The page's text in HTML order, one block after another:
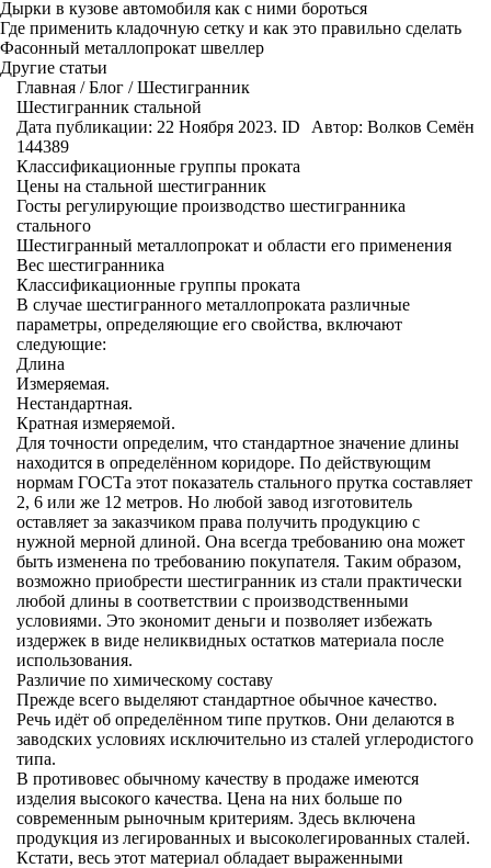
Дырки в кузове автомобиля как с ними бороться
Где применить кладочную сетку и как это правильно сделать
Фасонный металлопрокат швеллер
Другие статьи
Главная /Блог /Шестигранник
Шестигранник стальной
Автор: Волков Семён
Дата публикации: 22 Ноября 2023. ID
144389
Классификационные группы проката
Цены на стальной шестигранник
Госты регулирующие производство шестигранника
стального
Шестигранный металлопрокат и области его применения
Вес шестигранника
Классификационные группы проката
В случае шестигранного металлопроката различные
параметры, определяющие его свойства, включают
следующие:
Длина
Измеряемая.
Нестандартная.
Кратная измеряемой.
Для точности определим, что стандартное значение длины
находится в определённом коридоре. По действующим
нормам ГОСТа этот показатель стального прутка составляет
2, 6 или же 12 метров. Но любой завод изготовитель
оставляет за заказчиком права получить продукцию с
нужной мерной длиной. Она всегда требованию она может
быть изменена по требованию покупателя. Таким образом,
возможно приобрести шестигранник из стали практически
любой длины в соответствии с производственными
условиями. Это экономит деньги и позволяет избежать
издержек в виде неликвидных остатков материала после
использования.
Различие по химическому составу
Прежде всего выделяют стандартное обычное качество.
Речь идёт об определённом типе прутков. Они делаются в
заводских условиях исключительно из сталей углеродистого
типа.
В противовес обычному качеству в продаже имеются
изделия высокого качества. Цена на них больше по
современным рыночным критериям. Здесь включена
продукция из легированных и высоколегированных сталей.
Кстати, весь этот материал обладает выраженными